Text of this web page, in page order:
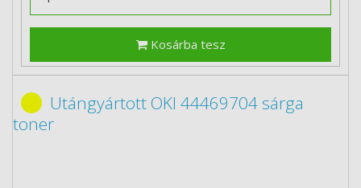
Kosárba tesz
Utángyártott OKI 44469704 sárga
toner